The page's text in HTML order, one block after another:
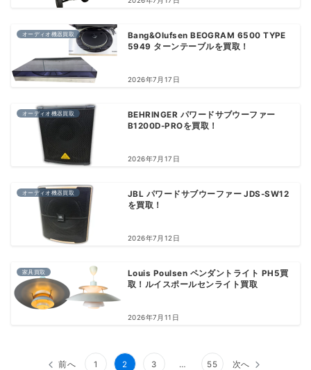
オーディオ機器買取
Bang&Olufsen BEOGRAM 6500 TYPE
5949 ターンテーブルを買取！
2026年7月17日
オーディオ機器買取
BEHRINGER パワードサブウーファー
B1200D-PROを買取！
2026年7月17日
オーディオ機器買取
JBL パワードサブウーファー JDS-SW12
を買取！
2026年7月12日
家具買取
Louis Poulsen ペンダントライト PH5買
取！ルイスポールセンライト買取
2026年7月11日
前へ 1 2 3 … 55 次へ